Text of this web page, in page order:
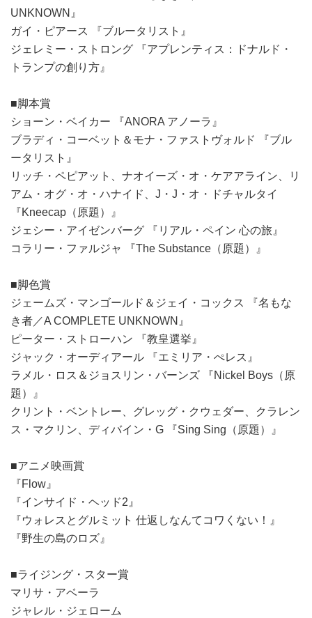
UNKNOWN』
ガイ・ピアース 『ブルータリスト』
ジェレミー・ストロング 『アプレンティス：ドナルド・
トランプの創り方』
■脚本賞
ショーン・ベイカー 『ANORA アノーラ』
ブラディ・コーベット＆モナ・ファストヴォルド 『ブル
ータリスト』
リッチ・ペピアット、ナオイーズ・オ・ケアアライン、リ
アム・オグ・オ・ハナイド、J・J・オ・ドチャルタイ
『Kneecap（原題）』
ジェシー・アイゼンバーグ 『リアル・ペイン 心の旅』
コラリー・ファルジャ 『The Substance（原題）』
■脚色賞
ジェームズ・マンゴールド＆ジェイ・コックス 『名もな
き者／A COMPLETE UNKNOWN』
ピーター・ストローハン 『教皇選挙』
ジャック・オーディアール 『エミリア・ぺレス』
ラメル・ロス＆ジョスリン・バーンズ 『Nickel Boys（原
題）』
クリント・ベントレー、グレッグ・クウェダー、クラレン
ス・マクリン、ディバイン・G 『Sing Sing（原題）』
■アニメ映画賞
『Flow』
『インサイド・ヘッド2』
『ウォレスとグルミット 仕返しなんてコワくない！』
『野生の島のロズ』
■ライジング・スター賞
マリサ・アベーラ
ジャレル・ジェローム